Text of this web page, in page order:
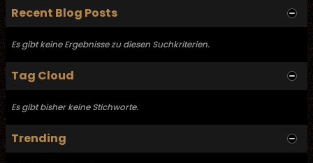
Recent Blog Posts
Es gibt keine Ergebnisse zu diesen Suchkriterien.
Tag Cloud
Es gibt bisher keine Stichworte.
Trending